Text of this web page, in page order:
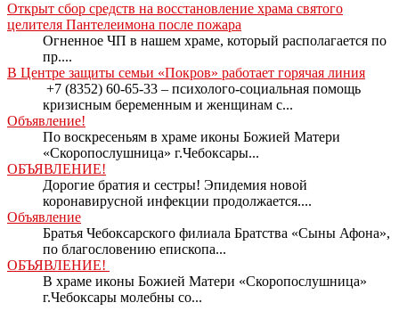
Открыт сбор средств на восстановление храма святого
целителя Пантелеимона после пожара
Огненное ЧП в нашем храме, который располагается по
пр....
В Центре защиты семьи «Покров» работает горячая линия
+7 (8352) 60-65-33 – психолого-социальная помощь
кризисным беременным и женщинам с...
Объявление!
По воскресеньям в храме иконы Божией Матери
«Скоропослушница» г.Чебоксары...
ОБЪЯВЛЕНИЕ!
Дорогие братия и сестры! Эпидемия новой
коронавирусной инфекции продолжается....
Объявление
Братья Чебоксарского филиала Братства «Сыны Афона»,
по благословению епископа...
ОБЪЯВЛЕНИЕ!
В храме иконы Божией Матери «Скоропослушница»
г.Чебоксары молебны со...